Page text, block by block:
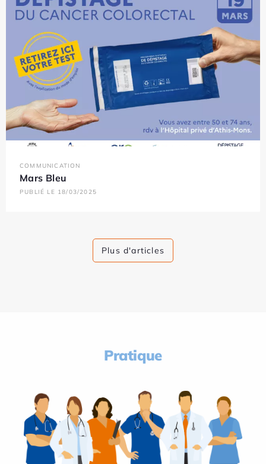
COMMUNICATION
Mars Bleu
PUBLIÉ LE 18/03/2025
Plus d'articles
Pratique